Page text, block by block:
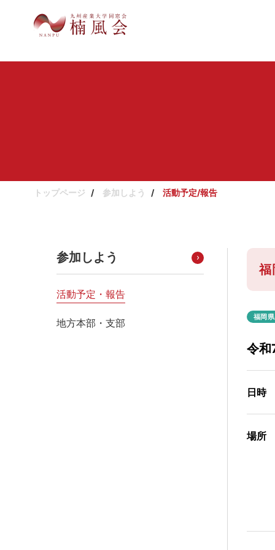
トップページ 参加しよう 活動予定/報告
参加しよう
活動予定・報告
地方本部・支部
福
福岡
令
日時
場所